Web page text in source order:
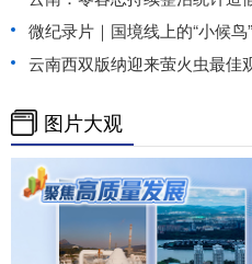
微纪录片｜国境线上的“小候鸟”
云南西双版纳迎来萤火虫最佳
图片大观